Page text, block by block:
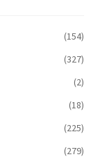
(154)
(327)
(2)
(18)
(225)
(279)